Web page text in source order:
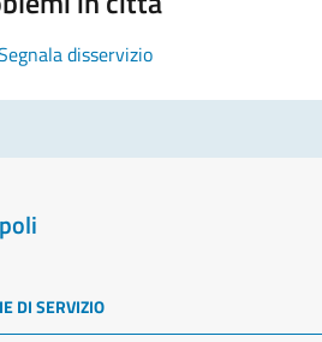
disservizio
DI SERVIZIO